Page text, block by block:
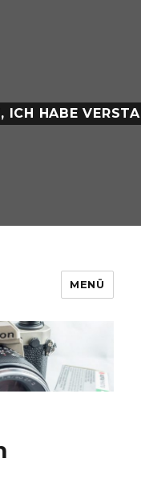
MENÜ
ICH HABE